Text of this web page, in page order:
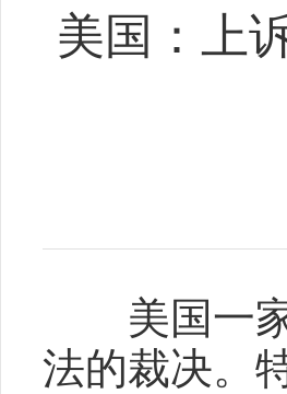
美国：上
美国一家
法的裁决。